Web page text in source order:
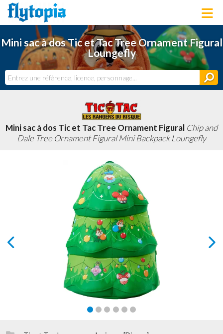
LOUNGEFLY
LICENCES
NOUVEAUTÉS
BONS PLANS
ACTUALITÉS
DERNIERS AJOUTS
Mini sac à dos Tic et Tac Tree Ornament Figural
Loungefly
Mini sac à dos Tic et Tac Tree Ornament Figural Chip and
Dale Tree Ornament Figural Mini Backpack Loungefly